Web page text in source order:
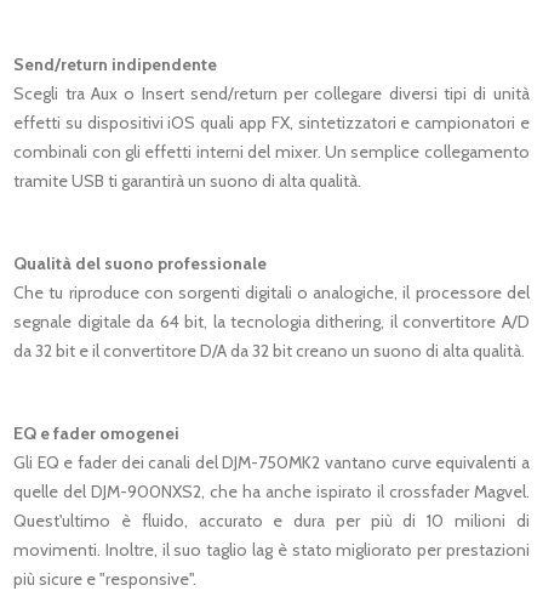
Send/return indipendente
Scegli tra Aux o Insert send/return per collegare diversi tipi di unità
effetti su dispositivi iOS quali app FX, sintetizzatori e campionatori e
combinali con gli effetti interni del mixer. Un semplice collegamento
tramite USB ti garantirà un suono di alta qualità.
Qualità del suono professionale
Che tu riproduce con sorgenti digitali o analogiche, il processore del
segnale digitale da 64 bit, la tecnologia dithering, il convertitore A/D
da 32 bit e il convertitore D/A da 32 bit creano un suono di alta qualità.
EQ e fader omogenei
Gli EQ e fader dei canali del DJM-750MK2 vantano curve equivalenti a
quelle del DJM-900NXS2, che ha anche ispirato il crossfader Magvel.
Quest'ultimo è fluido, accurato e dura per più di 10 milioni di
movimenti. Inoltre, il suo taglio lag è stato migliorato per prestazioni
più sicure e "responsive".